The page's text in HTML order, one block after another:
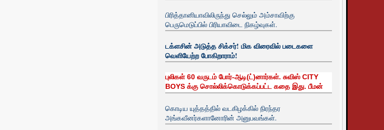
பிரித்தானியாவிலிருந்து செல்லும் அம்சாவிற்கு
பெருமெடுப்பில் பிரியாவிடை நிகழ்வுகள்.
டக்ளசின் அடுத்த சிக்சர்! மிக விரைவில் படைகளை
வெளியேற்ற போகிறாராம்!
புலிகள் 60 வருடம் போர்-ஆடி(ட்)னார்கள். சுவிஸ் CITY
BOYS க்கு சொல்லிக்கொடுக்கப்பட்ட கதை இது. பீமன்
கொடிய யுத்தத்தில் வடகிழக்கில் நிரந்தர
அங்கவீனர்களானோரின் அனுபவங்கள்.